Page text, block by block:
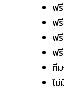
ฟ
ฟ
ฟ
ฟ
ที
ไ